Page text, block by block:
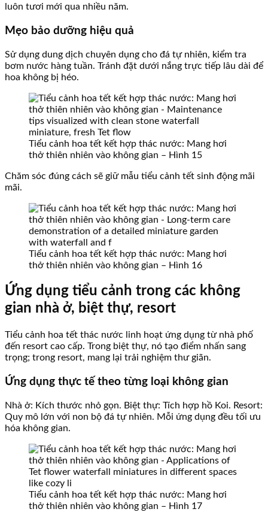
luôn tươi mới qua nhiều năm.
Mẹo bảo dưỡng hiệu quả
Sử dụng dung dịch chuyên dụng cho đá tự nhiên, kiểm tra
bơm nước hàng tuần. Tránh đặt dưới nắng trực tiếp lâu dài để
hoa không bị héo.
Tiểu cảnh hoa tết kết hợp thác nước: Mang hơi
thở thiên nhiên vào không gian – Hình 15
Chăm sóc đúng cách sẽ giữ mẫu tiểu cảnh tết sinh động mãi
mãi.
Tiểu cảnh hoa tết kết hợp thác nước: Mang hơi
thở thiên nhiên vào không gian – Hình 16
Ứng dụng tiểu cảnh trong các không
gian nhà ở, biệt thự, resort
Tiểu cảnh hoa tết thác nước linh hoạt ứng dụng từ nhà phố
đến resort cao cấp. Trong biệt thự, nó tạo điểm nhấn sang
trọng; trong resort, mang lại trải nghiệm thư giãn.
Ứng dụng thực tế theo từng loại không gian
Nhà ở: Kích thước nhỏ gọn. Biệt thự: Tích hợp hồ Koi. Resort:
Quy mô lớn với non bộ đá tự nhiên. Mỗi ứng dụng đều tối ưu
hóa không gian.
Tiểu cảnh hoa tết kết hợp thác nước: Mang hơi
thở thiên nhiên vào không gian – Hình 17